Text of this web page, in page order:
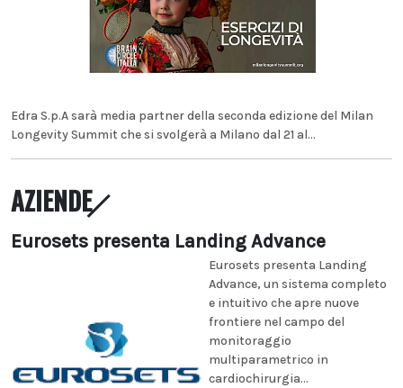
Edra S.p.A sarà media partner della seconda edizione del Milan
Longevity Summit che si svolgerà a Milano dal 21 al...
AZIENDE
Eurosets presenta Landing Advance
Eurosets presenta Landing
Advance, un sistema completo
e intuitivo che apre nuove
frontiere nel campo del
monitoraggio
multiparametrico in
cardiochirurgia...